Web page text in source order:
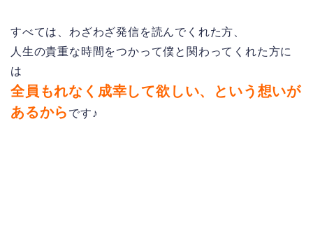
すべては、わざわざ発信を読んでくれた方、
人生の貴重な時間をつかって僕と関わってくれた方に
は
全員もれなく成幸して欲しい、という想いが
あるから です♪